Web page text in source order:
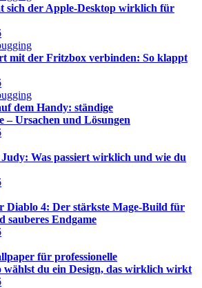
sich der Apple-Desktop wirklich für
mit der Fritzbox verbinden: So klappt
dem Handy: ständige
– Ursachen und Lösungen
Was passiert wirklich und wie du
Diablo 4: Der stärkste Mage-Build für
sauberes Endgame
für professionelle
wählst du ein Design, das wirklich wirkt